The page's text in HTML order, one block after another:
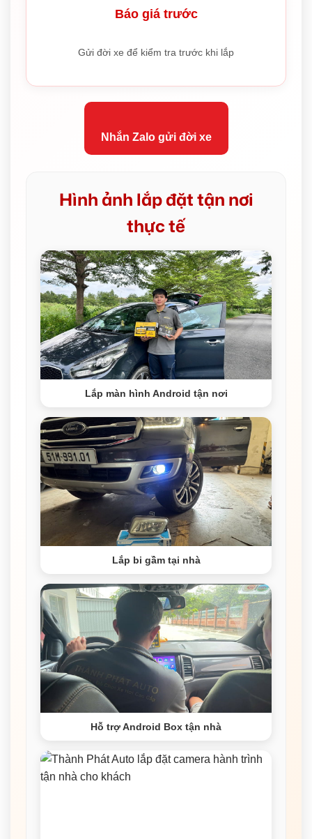
Báo giá trước
Gửi đời xe để kiểm tra trước khi lắp
Nhắn Zalo gửi đời xe
Hình ảnh lắp đặt tận nơi
thực tế
Lắp màn hình Android tận nơi
Lắp bi gầm tại nhà
Hỗ trợ Android Box tận nhà